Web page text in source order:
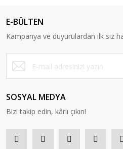
E-BÜLTEN
Kampanya ve duyurulardan ilk siz
SOSYAL MEDYA
Bizi takip edin, kârlı çıkın!